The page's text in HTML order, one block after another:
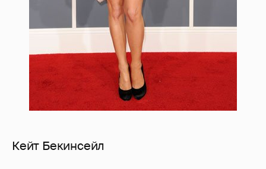
Кейт Бекинсейл